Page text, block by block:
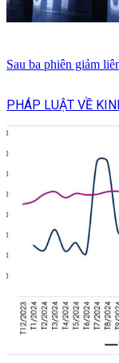
Sau ba phiên giảm
PHÁP LUẬT VỀ